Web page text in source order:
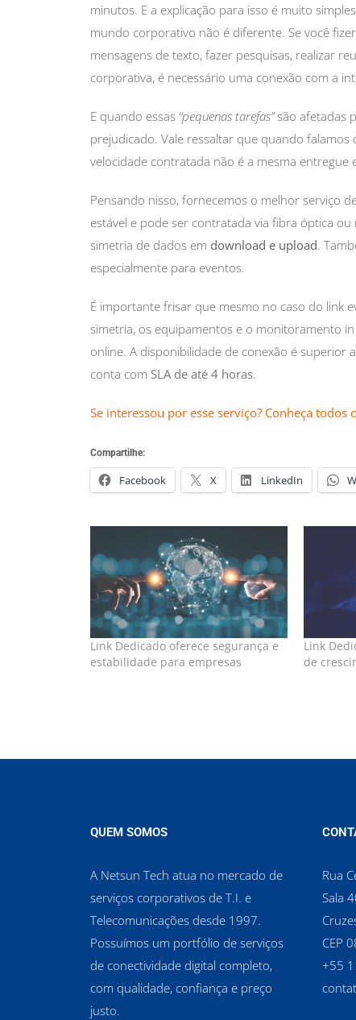
minutos. E a explicação para isso é muito
mundo corporativo não é diferente. Se você
mensagens de texto, fazer pesquisas, realizar
corporativa, é necessário uma conexão com a
E quando essas “pequenas tarefas”são afetadas
prejudicado. Vale ressaltar que quando
velocidade contratada não é a mesma entregue
Pensando nisso, fornecemos o melhor serviço
estável e pode ser contratada via fibra óptica
simetria de dados em download e upload.
especialmente para eventos.
É importante frisar que mesmo no caso do link
simetria, os equipamentos e o monitoramento
online. A disponibilidade de conexão é superior
conta com SLA de até 4 horas.
Se interessou por esse serviço? Conheça
Compartilhe:
Facebook X LinkedIn
Link Dedicado oferece segurança e
estabilidade para empresas
Link
de
QUEM SOMOS
A Netsun Tech atua no mercado de
serviços corporativos de T.I. e
Telecomunicações desde 1997.
Possuímos um portfólio de serviços
de conectividade digital completo,
com qualidade, confiança e preço
justo.
Rua
Sala
CEP
‪+55